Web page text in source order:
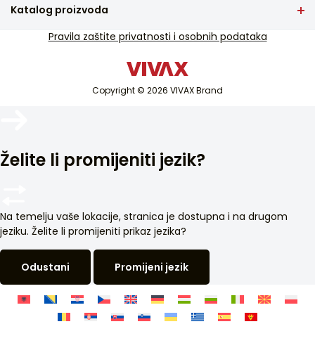
Česta pitanja
Servisna podrška u jamstvu
Katalog proizvoda
TV i audio
Copyright © 2026 VIVAX Brand
Pravila zaštite privatnosti i osobnih podataka
Želite li promijeniti jezik?
Na temelju vaše lokacije, stranica je dostupna i na drugom
jeziku. Želite li promijeniti prikaz jezika?
Odustani Promijeni jezik